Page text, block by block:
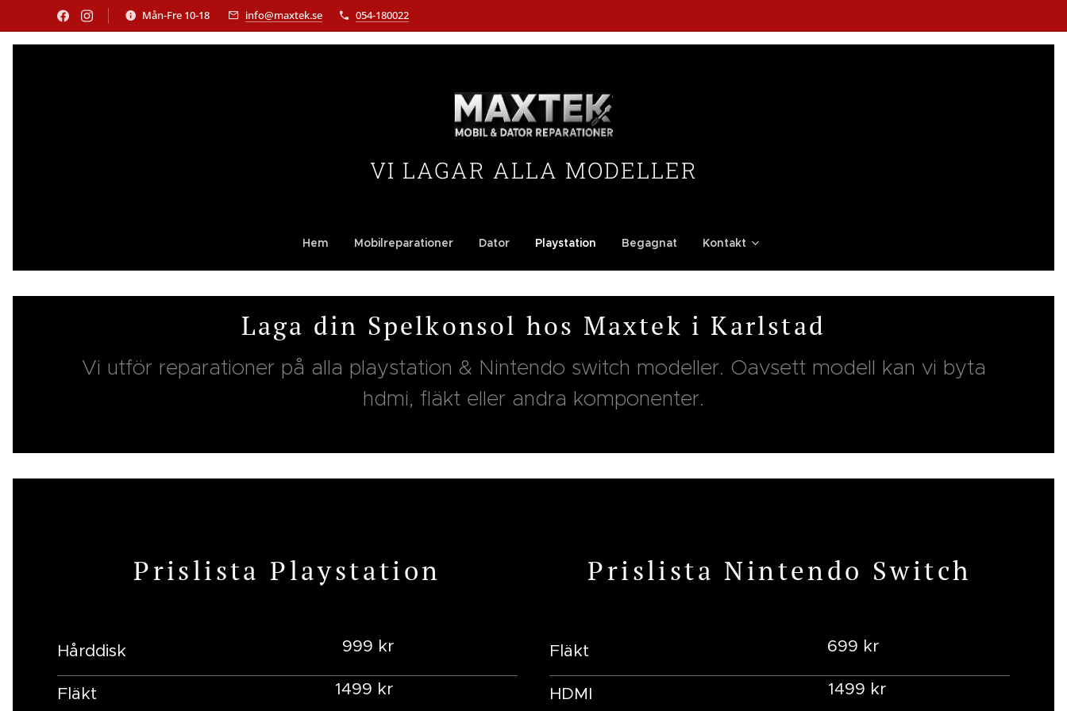
Mån-Fre 10-18 info@maxtek.se 054-180022
VI LAGAR ALLA MODELLER
Hem Mobilreparationer Dator Playstation Begagnat Kontakt
Laga din Spelkonsol hos Maxtek i Karlstad
Vi utför reparationer på alla playstation & Nintendo switch modeller. Oavsett modell kan vi byta
hdmi, fläkt eller andra komponenter.
Prislista Playstation
Hårddisk 999 kr
Fläkt 1499 kr
Prislista Nintendo Switch
Fläkt 699 kr
HDMI 1499 kr